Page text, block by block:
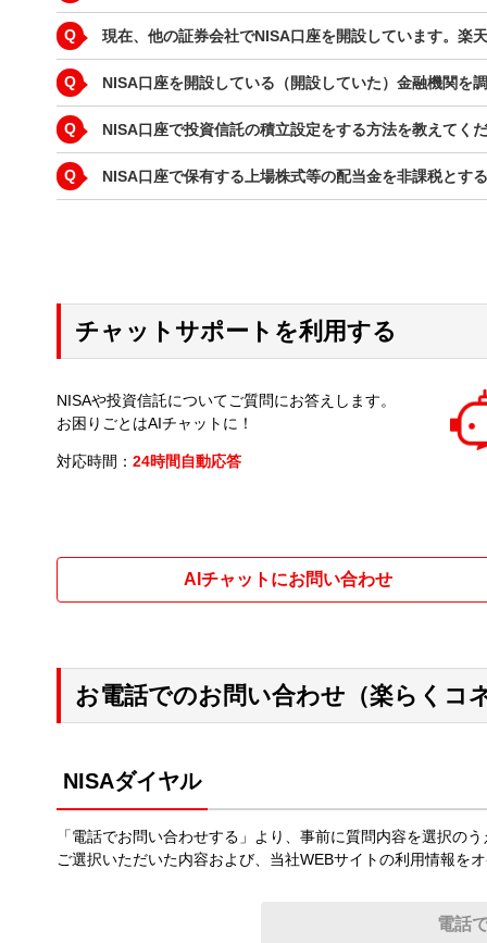
Q 現在、他の証券会社でNISA口座を開設しています。楽
Q NISA口座を開設している（開設していた）金融機関を
Q NISA口座で投資信託の積立設定をする方法を教えてく
Q NISA口座で保有する上場株式等の配当金を非課税とす
チャットサポートを利用する
NISAや投資信託についてご質問にお答えします。
お困りごとはAIチャットに！
対応時間： 24時間自動応答
AIチャットにお問い合わせ
お電話でのお問い合わせ（楽らくコ
NISAダイヤル
「電話でお問い合わせする」より、事前に質問内容を選択の
ご選択いただいた内容および、当社WEBサイトの利用情報を
電話